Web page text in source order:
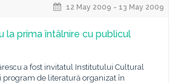
12 May 2009 - 13 May 2009
la prima întâlnire cu publicul
a fost invitatul Institutului Cultural
de literatură organizat în